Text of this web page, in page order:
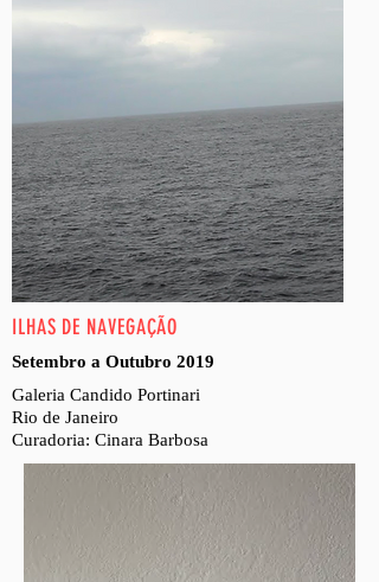
ILHAS DE NAVEGAÇÃO
Setembro a Outubro 2019
Galeria Candido Portinari
Rio de Janeiro
Curadoria: Cinara Barbosa